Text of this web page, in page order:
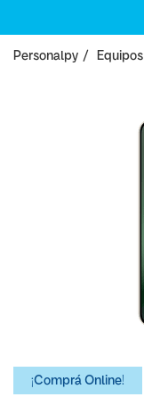
Personalpy Equipos
¡Comprá Online!